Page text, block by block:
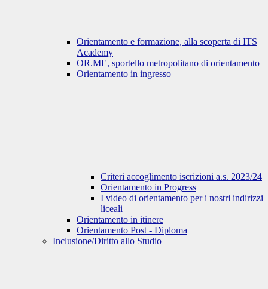
Orientamento e formazione, alla scoperta di ITS
Academy
OR.ME, sportello metropolitano di orientamento
Orientamento in ingresso
Criteri accoglimento iscrizioni a.s. 2023/24
Orientamento in Progress
I video di orientamento per i nostri indirizzi
liceali
Orientamento in itinere
Orientamento Post - Diploma
Inclusione/Diritto allo Studio